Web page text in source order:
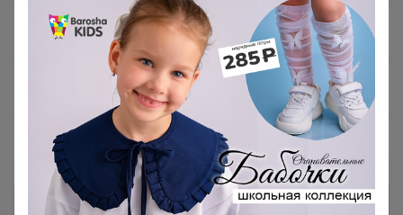
В архиве
~ 14 дней
Пристрой 24 лота
Комментарии к лотам 4.4K